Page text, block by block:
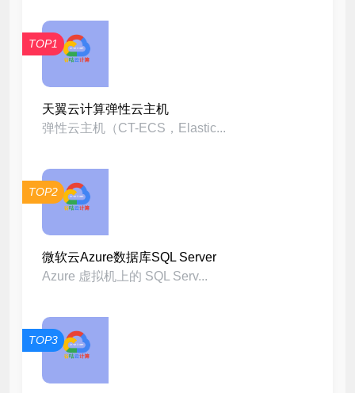
TOP1
天翼云计算弹性云主机
弹性云主机（CT-ECS，Elastic...
TOP2
微软云Azure数据库SQL Server
Azure 虚拟机上的 SQL Serv...
TOP3